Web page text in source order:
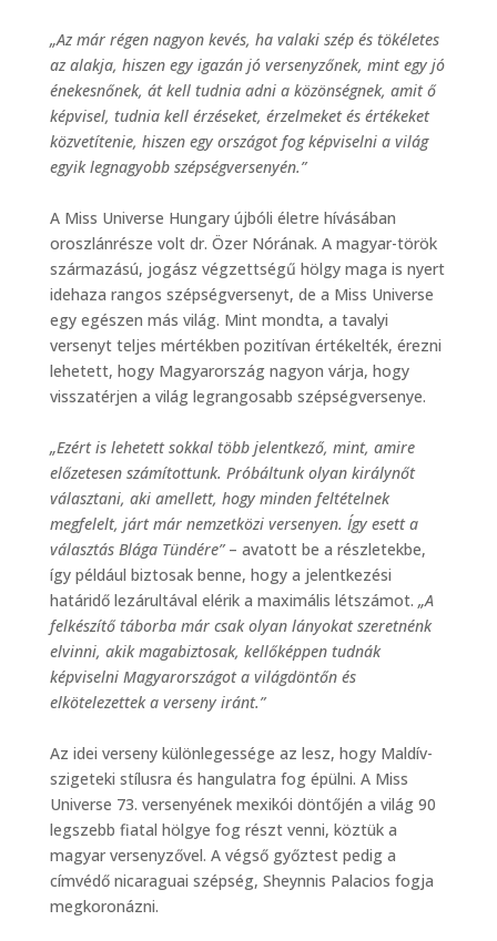
„Az már régen nagyon kevés, ha valaki szép és tökéletes
az alakja, hiszen egy igazán jó versenyzőnek, mint egy jó
énekesnőnek, át kell tudnia adni a közönségnek, amit ő
képvisel, tudnia kell érzéseket, érzelmeket és értékeket
közvetítenie, hiszen egy országot fog képviselni a világ
egyik legnagyobb szépségversenyén.”
A Miss Universe Hungary újbóli életre hívásában
oroszlánrésze volt dr. Özer Nórának. A magyar-török
származású, jogász végzettségű hölgy maga is nyert
idehaza rangos szépségversenyt, de a Miss Universe
egy egészen más világ. Mint mondta, a tavalyi
versenyt teljes mértékben pozitívan értékelték, érezni
lehetett, hogy Magyarország nagyon várja, hogy
visszatérjen a világ legrangosabb szépségversenye.
„Ezért is lehetett sokkal több jelentkező, mint, amire
előzetesen számítottunk. Próbáltunk olyan királynőt
választani, aki amellett, hogy minden feltételnek
megfelelt, járt már nemzetközi versenyen. Így esett a
választás Blága Tündére”– avatott be a részletekbe,
így például biztosak benne, hogy a jelentkezési
határidő lezárultával elérik a maximális létszámot. „A
felkészítő táborba már csak olyan lányokat szeretnénk
elvinni, akik magabiztosak, kellőképpen tudnák
képviselni Magyarországot a világdöntőn és
elkötelezettek a verseny iránt.”
Az idei verseny különlegessége az lesz, hogy Maldív-
szigeteki stílusra és hangulatra fog épülni. A Miss
Universe 73. versenyének mexikói döntőjén a világ 90
legszebb fiatal hölgye fog részt venni, köztük a
magyar versenyzővel. A végső győztest pedig a
címvédő nicaraguai szépség, Sheynnis Palacios fogja
megkoronázni.